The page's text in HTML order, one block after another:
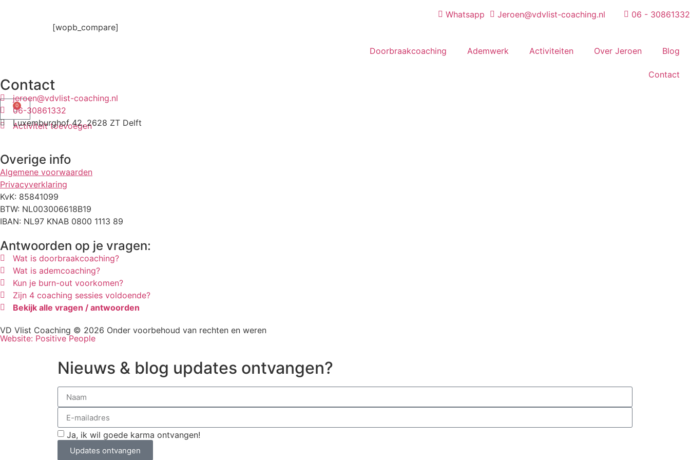
Whatsapp Jeroen@vdvlist-coaching.nl 06 - 30861332
Doorbraakcoaching Ademwerk Activiteiten Over Jeroen Blog
Contact
0
Activiteit toevoegen
[wopb_compare]
Contact
jeroen@vdvlist-coaching.nl
06-30861332
Luxemburghof 42, 2628 ZT Delft
Overige info
Algemene voorwaarden
Privacyverklaring
KvK: 85841099
BTW: NL003006618B19
IBAN: NL97 KNAB 0800 1113 89
Antwoorden op je vragen:
Wat is doorbraakcoaching?
Wat is ademcoaching?
Kun je burn-out voorkomen?
Zijn 4 coaching sessies voldoende?
Bekijk alle vragen / antwoorden
VD Vlist Coaching © 2026 Onder voorbehoud van rechten en weren
Website: Positive People
Nieuws & blog updates ontvangen?
Ja, ik wil goede karma ontvangen!
Updates ontvangen